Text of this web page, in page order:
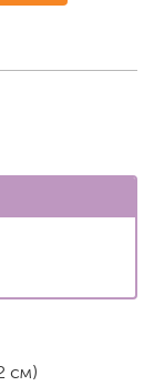
см)